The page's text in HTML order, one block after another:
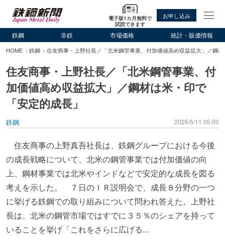
電子版1カ月無料で
試読できます
お申し込み
鉄鋼 非鉄 市場価格 統計・販価情報
HOME 鉄鋼 住友商事・上野社長／「北米鋼管事業、付加価値高め収益拡大」／鋼
住友商事・上野社長／「北米鋼管事業、付
加価値高め収益拡大」／鋼材は米・印で
「安定的成長」
鉄鋼 2026/5/11 05:00
住友商事の上野真吾社長は、鉄鋼グループにおける今後
の成長戦略について、北米の鋼管事業では付加価値の向
上、鋼材事業では北米やインドなどで安定的な成長を図る
考えを示した。 ７日のＩＲ説明会で、成長８分野の一つ
に挙げる鉄鋼での取り組みについて問われ答えた。上野社
長は、北米の鋼管市場ではすでに３５％のシェアを持って
いることを挙げ「これをさらに広げる...